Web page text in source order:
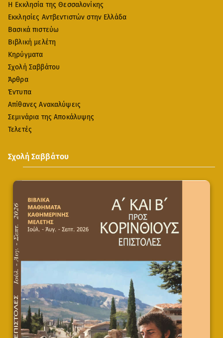
Η Εκκλησία της Θεσσαλονίκης
Εκκλησίες Αντβεντιστών στην Ελλάδα
Βασικά πιστεύω
Βιβλική μελέτη
Κηρύγματα
Σχολή Σαββάτου
Άρθρα
Έντυπα
Απίθανες Ανακαλύψεις
Σεμινάρια της Αποκάλυψης
Τελετές
Σχολή Σαββάτου